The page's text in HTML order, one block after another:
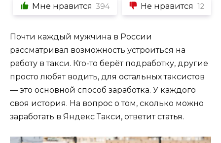
Мне нравится 394 Не нравится 12
Почти каждый мужчина в России
рассматривал возможность устроиться на
работу в такси. Кто-то берёт подработку, другие
просто любят водить, для остальных таксистов
— это основной способ заработка. У каждого
своя история. На вопрос о том, сколько можно
заработать в Яндекс Такси, ответит статья.